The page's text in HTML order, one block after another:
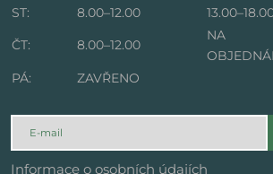
ST:
8.00–12.00
ČT:
8.00–12.00
NA
PÁ:
ZAVŘENO
Informace o osobních údajích